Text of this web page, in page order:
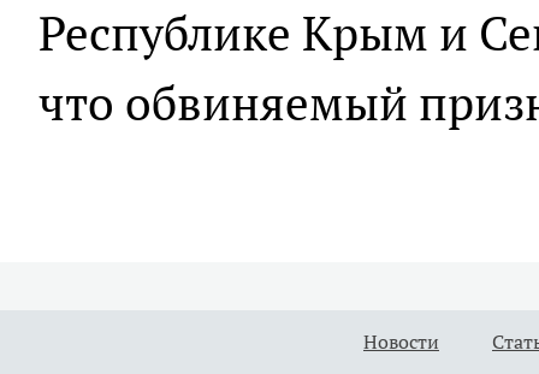
Республике Крым и
что обвиняемый
Новости